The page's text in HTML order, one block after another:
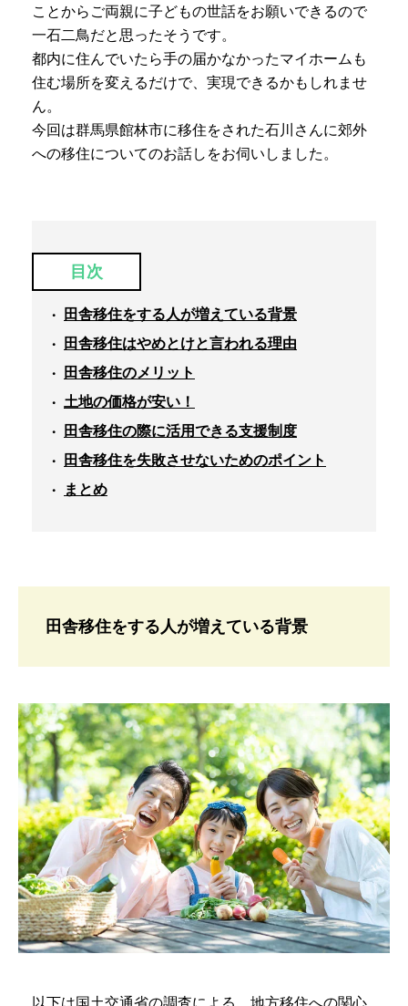
ことからご両親に子どもの世話をお願いできるので
一石二鳥だと思ったそうです。
都内に住んでいたら手の届かなかったマイホームも
住む場所を変えるだけで、実現できるかもしれませ
ん。
今回は群馬県館林市に移住をされた石川さんに郊外
への移住についてのお話しをお伺いしました。
目次
田舎移住をする人が増えている背景
田舎移住はやめとけと言われる理由
田舎移住のメリット
土地の価格が安い！
田舎移住の際に活用できる支援制度
田舎移住を失敗させないためのポイント
まとめ
田舎移住をする人が増えている背景